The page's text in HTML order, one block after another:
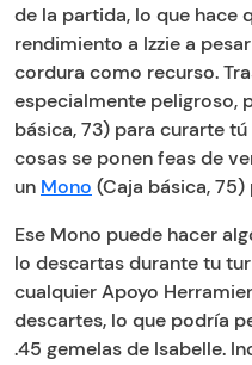
de la partida, lo que hace
rendimiento a Izzie a
cordura como recurso.
especialmente peligroso,
básica, 73) para curarte
cosas se ponen feas de
un Mono (Caja básica,
Ese Mono puede hacer
lo descartas durante tu
cualquier Apoyo
descartes, lo que podría
.45 gemelas de Isabelle.